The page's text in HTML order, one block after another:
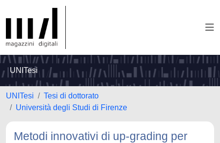
UNITesi
UNITesi
Tesi di dottorato
Università degli Studi di Firenze
Metodi innovativi di up-grading per